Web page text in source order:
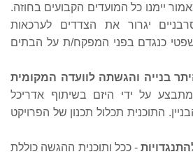
יימנו כל המועדים הקבועים בחוזה.
יגרור את הצדדים לערכאות
כנגדם בפני המפקח/ת על הבתים
בנייה והגשתה לוועדה המקומית
על ידי היזם בשיתוף אדריכל
התוכנית תכלול תכנון של הפרויקט
- ככל ותוכנית ההגשה כוללת